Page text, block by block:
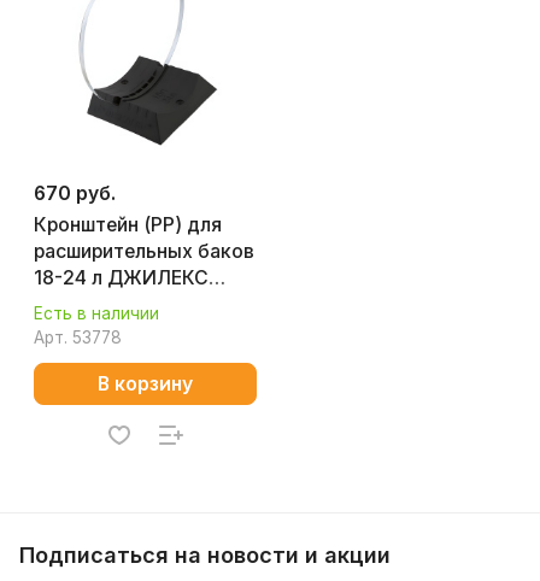
670 руб.
Кронштейн (РР) для
расширительных баков
18-24 л ДЖИЛЕКС
9021
Есть в наличии
Арт. 53778
В корзину
Подписаться на новости и акции